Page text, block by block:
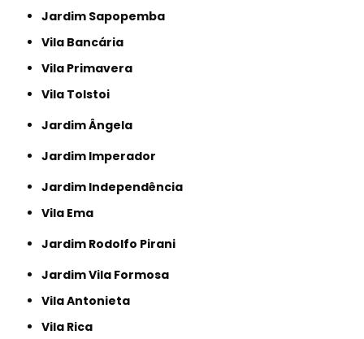
Jardim Sapopemba
Vila Bancária
Vila Primavera
Vila Tolstoi
Jardim Ângela
Jardim Imperador
Jardim Independência
Vila Ema
Jardim Rodolfo Pirani
Jardim Vila Formosa
Vila Antonieta
Vila Rica